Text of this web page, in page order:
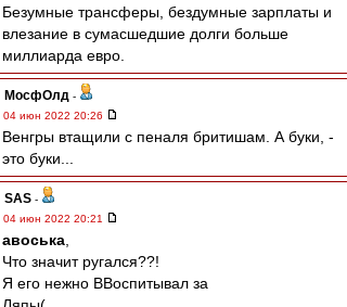
Безумные трансферы, бездумные зарплаты и
влезание в сумасшедшие долги больше
миллиарда евро.
МосфОлд -
04 июн 2022 20:26
Венгры втащили с пеналя бритишам. А буки, -
это буки...
SAS -
04 июн 2022 20:21
авоська
Что значит ругался??!
Я его нежно ВВоспитывал за